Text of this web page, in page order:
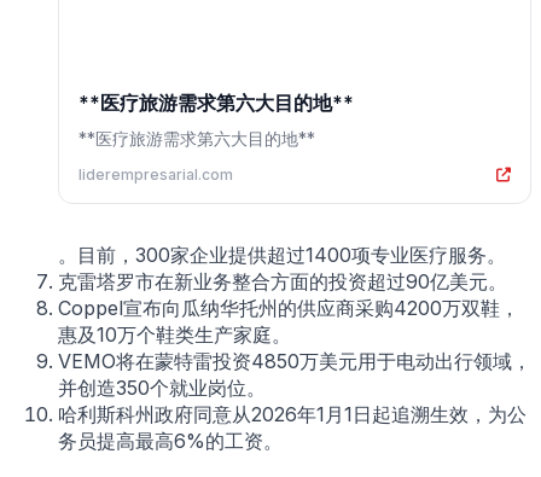
**医疗旅游需求第六大目的地**
**医疗旅游需求第六大目的地**
liderempresarial.com
。目前，300家企业提供超过1400项专业医疗服务。
克雷塔罗市在新业务整合方面的投资超过90亿美元。
Coppel宣布向瓜纳华托州的供应商采购4200万双鞋，
惠及10万个鞋类生产家庭。
VEMO将在蒙特雷投资4850万美元用于电动出行领域，
并创造350个就业岗位。
哈利斯科州政府同意从2026年1月1日起追溯生效，为公
务员提高最高6%的工资。